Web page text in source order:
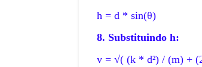
h = d * sin(θ)
8. Substituindo h:
v = √( (k * d²) / (m) +
Uma Copa do
que nunca foram